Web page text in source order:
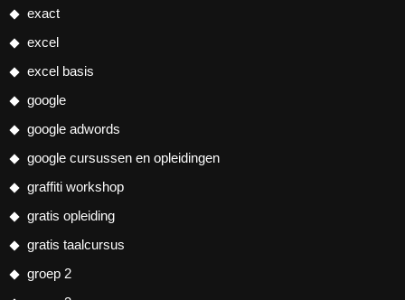
exact
excel
excel basis
google
google adwords
google cursussen en opleidingen
graffiti workshop
gratis opleiding
gratis taalcursus
groep 2